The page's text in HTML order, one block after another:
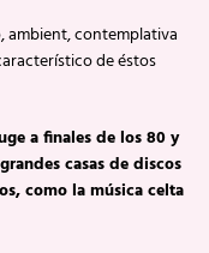
ambient, contemplativa
de éstos
a finales de los 80 y
casas de discos
como la música celta